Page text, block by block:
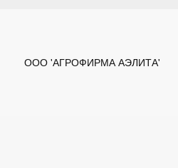
ООО 'АГРОФИРМА АЭЛИТА'